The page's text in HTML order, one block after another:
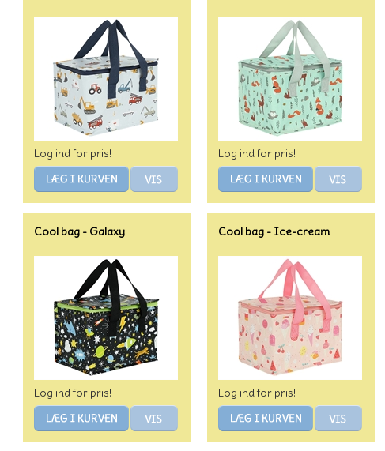
Log ind for pris! Log ind for pris!
Cool bag - Galaxy
Log ind for pris!
Cool bag - Ice-cream
Log ind for pris!